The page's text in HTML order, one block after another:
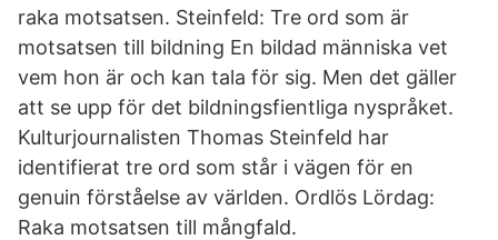
raka motsatsen. Steinfeld: Tre ord som är
motsatsen till bildning En bildad människa vet
vem hon är och kan tala för sig. Men det gäller
att se upp för det bildningsfientliga nyspråket.
Kulturjournalisten Thomas Steinfeld har
identifierat tre ord som står i vägen för en
genuin förståelse av världen. Ordlös Lördag:
Raka motsatsen till mångfald.